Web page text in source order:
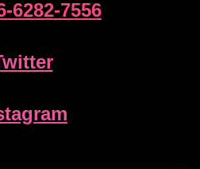
6282-7556